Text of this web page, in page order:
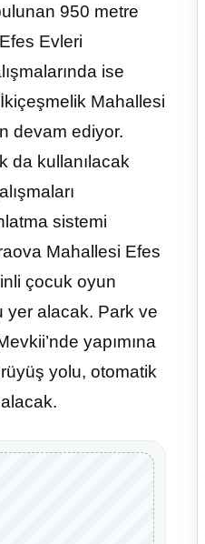
950 metre
Evleri
ise
Mahallesi
devam ediyor.
da kullanılacak
sistemi
Mahallesi Efes
çocuk oyun
yer alacak. Park ve
yapımına
yolu, otomatik